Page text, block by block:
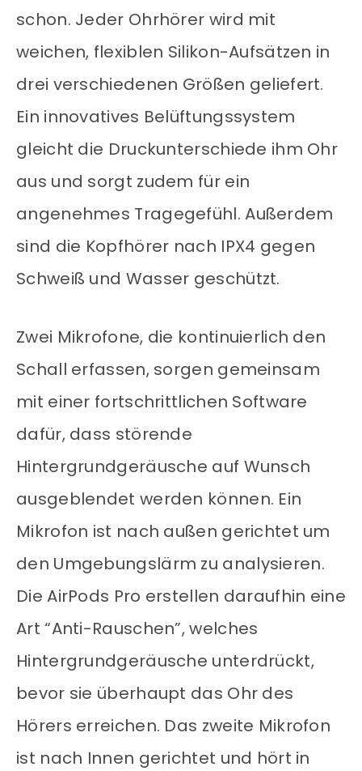
schon. Jeder Ohrhörer wird mit
weichen, flexiblen Silikon-Aufsätzen in
drei verschiedenen Größen geliefert.
Ein innovatives Belüftungssystem
gleicht die Druckunterschiede ihm Ohr
aus und sorgt zudem für ein
angenehmes Tragegefühl. Außerdem
sind die Kopfhörer nach IPX4 gegen
Schweiß und Wasser geschützt.
Zwei Mikrofone, die kontinuierlich den
Schall erfassen, sorgen gemeinsam
mit einer fortschrittlichen Software
dafür, dass störende
Hintergrundgeräusche auf Wunsch
ausgeblendet werden können. Ein
Mikrofon ist nach außen gerichtet um
den Umgebungslärm zu analysieren.
Die AirPods Pro erstellen daraufhin eine
Art “Anti-Rauschen”, welches
Hintergrundgeräusche unterdrückt,
bevor sie überhaupt das Ohr des
Hörers erreichen. Das zweite Mikrofon
ist nach Innen gerichtet und hört in